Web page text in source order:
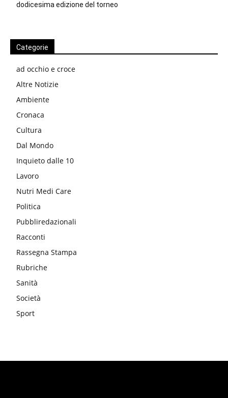
dodicesima edizione del torneo
Categorie
ad occhio e croce
Altre Notizie
Ambiente
Cronaca
Cultura
Dal Mondo
Inquieto dalle 10
Lavoro
Nutri Medi Care
Politica
Pubbliredazionali
Racconti
Rassegna Stampa
Rubriche
Sanità
Società
Sport